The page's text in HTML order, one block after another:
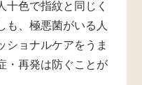
十色で指紋と同じく
も、極悪菌がいる人
ショナルケアをうま
・再発は防ぐことが